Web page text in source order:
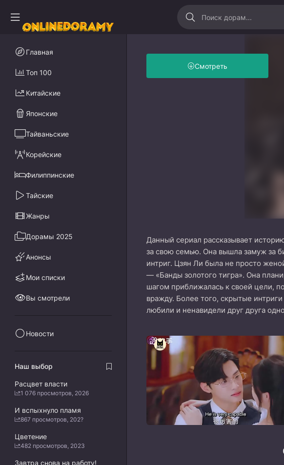
Смотреть
Данный сериал рассказывает
за свою семью. Она вышла замуж за
интриг. Цзян Ли была не просто
— «Банды золотого тигра». Она
шагом приближалась к своей цели,
вражду. Более того, скрытые
любили и ненавидели друг друга
Главная
Топ 100
Китайские
Японские
Тайваньские
Корейские
Филиппинские
Тайские
Жанры
Дорамы 2025
Анонсы
Мои списки
Вы смотрели
Новости
Наш выбор
Расцвет власти
1 076 просмотров, 2026
И вспыхнуло пламя
867 просмотров, 202?
Цветение
482 просмотров, 2023
Завтра снова на работу!